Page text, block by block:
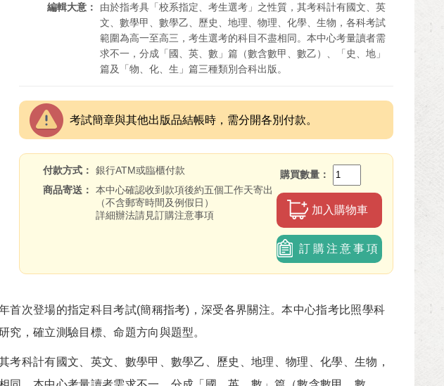
編輯大意
由於指考具「校系指定、考生選考」之性質，其考科計有國文、英
文、數學甲、數學乙、歷史、地理、物理、化學、生物，各科考試
範圍為高一至高三，考生選考的科目不盡相同。本中心考量讀者需
求不一，分成「國、英、數」篇（數含數甲、數乙）、「史、地」
篇及「物、化、生」篇三種類別合科出版。
考試簡章與其他出版品結帳時，需分開各別付款。
付款方式
銀行ATM或臨櫃付款
商品寄送
本中心確認收到款項後約五個工作天寄出
（不含郵寄時間及例假日）
詳細辦法請見訂購注意事項
購買數量
加入購物車
訂購注意事項
次登場的指定科目考試(簡稱指考)，深受各界關注。本中心指考比照學科
究，確立測驗目標、命題方向與題型。
科計有國文、英文、數學甲、數學乙、歷史、地理、物理、化學、生物，